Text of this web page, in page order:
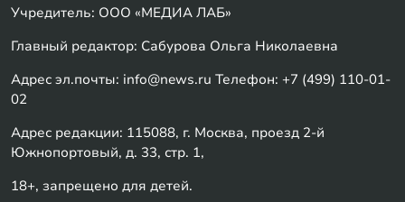
Учредитель: ООО «МЕДИА ЛАБ»
Главный редактор: Сабурова Ольга Николаевна
Адрес эл.почты: info@news.ru Телефон: +7 (499) 110-01-
02
Адрес редакции: 115088, г. Москва, проезд 2-й
Южнопортовый, д. 33, стр. 1,
18+, запрещено для детей.